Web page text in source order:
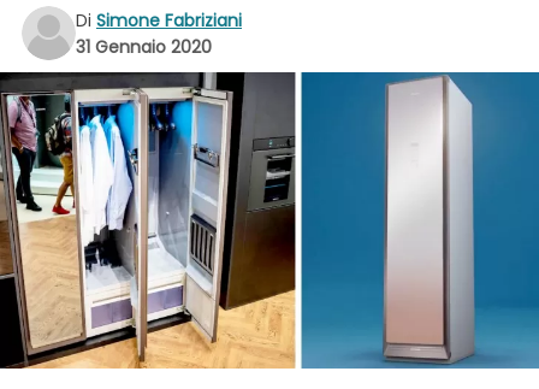
Di Simone Fabriziani
31 Gennaio 2020